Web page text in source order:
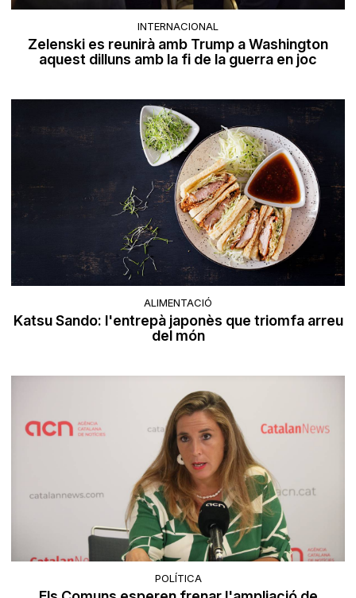
INTERNACIONAL
Zelenski es reunirà amb Trump a Washington
aquest dilluns amb la fi de la guerra en joc
ALIMENTACIÓ
Katsu Sando: l'entrepà japonès que triomfa arreu
del món
POLÍTICA